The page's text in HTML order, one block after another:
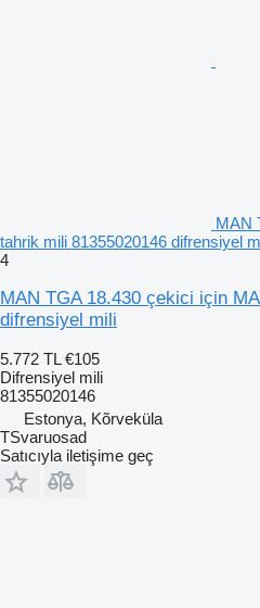
MAN
tahrik mili 81355020146 difrensiyel
4
MAN TGA 18.430 çekici için
difrensiyel mili
5.772 TL €105
Difrensiyel mili
81355020146
Estonya, Kõrveküla
TSvaruosad
Satıcıyla iletişime geç